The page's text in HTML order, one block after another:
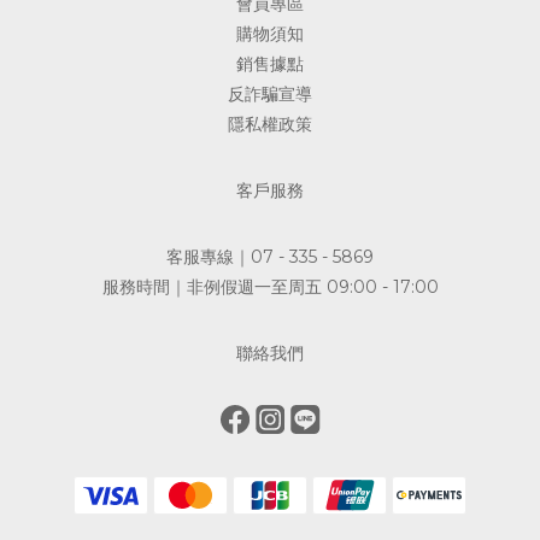
購物須知
銷售據點
反詐騙宣導
隱私權政策
客戶服務
客服專線｜07 - 335 - 5869
服務時間｜非例假週一至周五 09:00 - 17:00
聯絡我們